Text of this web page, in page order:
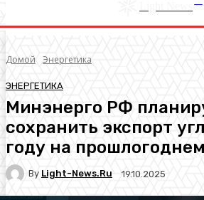
Домой Энергетика
ЭНЕРГЕТИКА
Минэнерго РФ
сохранить экспорт
году на
By Light-News.ru 19.10.2025